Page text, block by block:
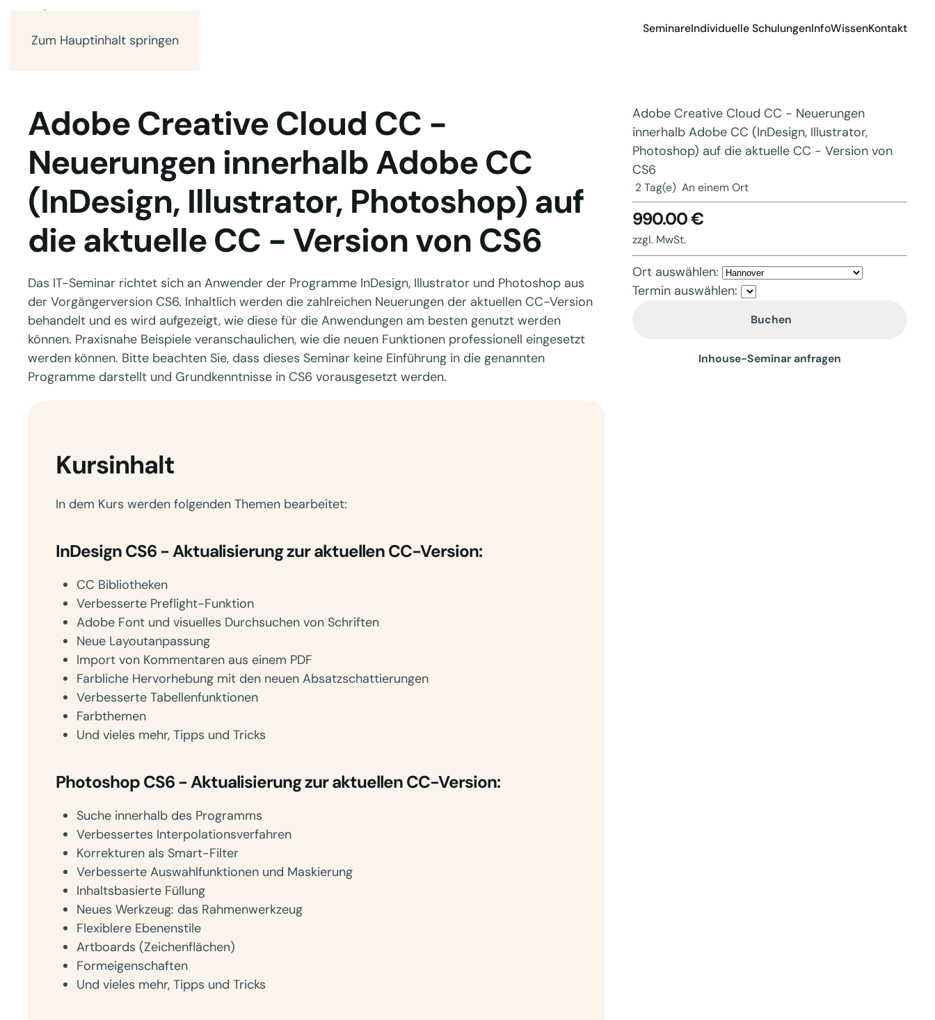
Zum Hauptinhalt springen
SeminareIndividuelle SchulungenInfoWissenKontakt
Adobe Creative Cloud CC -
Neuerungen innerhalb Adobe CC
(InDesign, Illustrator, Photoshop) auf
die aktuelle CC - Version von CS6
Das IT-Seminar richtet sich an Anwender der Programme InDesign, Illustrator und Photoshop aus
der Vorgängerversion CS6. Inhaltlich werden die zahlreichen Neuerungen der aktuellen CC-Version
behandelt und es wird aufgezeigt, wie diese für die Anwendungen am besten genutzt werden
können. Praxisnahe Beispiele veranschaulichen, wie die neuen Funktionen professionell eingesetzt
werden können. Bitte beachten Sie, dass dieses Seminar keine Einführung in die genannten
Programme darstellt und Grundkenntnisse in CS6 vorausgesetzt werden.
Kursinhalt
In dem Kurs werden folgenden Themen bearbeitet:
InDesign CS6 - Aktualisierung zur aktuellen CC-Version:
CC Bibliotheken
Verbesserte Preflight-Funktion
Adobe Font und visuelles Durchsuchen von Schriften
Neue Layoutanpassung
Import von Kommentaren aus einem PDF
Farbliche Hervorhebung mit den neuen Absatzschattierungen
Verbesserte Tabellenfunktionen
Farbthemen
Und vieles mehr, Tipps und Tricks
Photoshop CS6 - Aktualisierung zur aktuellen CC-Version:
Suche innerhalb des Programms
Verbessertes Interpolationsverfahren
Korrekturen als Smart-Filter
Verbesserte Auswahlfunktionen und Maskierung
Inhaltsbasierte Füllung
Neues Werkzeug: das Rahmenwerkzeug
Flexiblere Ebenenstile
Artboards (Zeichenflächen)
Formeigenschaften
Und vieles mehr, Tipps und Tricks
Adobe Creative Cloud CC - Neuerungen
innerhalb Adobe CC (InDesign, Illustrator,
Photoshop) auf die aktuelle CC - Version von
CS6
2 Tag(e) An einem Ort
990.00 €
zzgl. MwSt.
Ort auswählen:
Termin auswählen:
Buchen
Inhouse-Seminar anfragen